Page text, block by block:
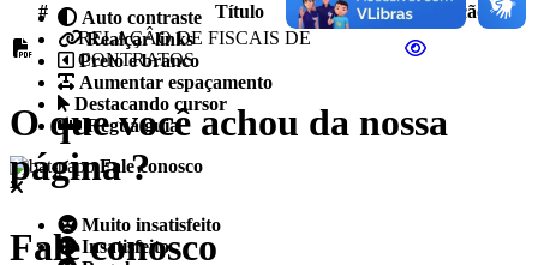
Auto contraste
Realçar links
Preto e branco
Aumentar espaçamento
Destacando cursor
Regua guia
Fale conosco
Fale conosco
# Título
Ação
RELAÇÂO DE FISCAIS DE
CONTRATOS
O que você achou da nossa
página ?
Muito insatisfeito
Insatisfeito